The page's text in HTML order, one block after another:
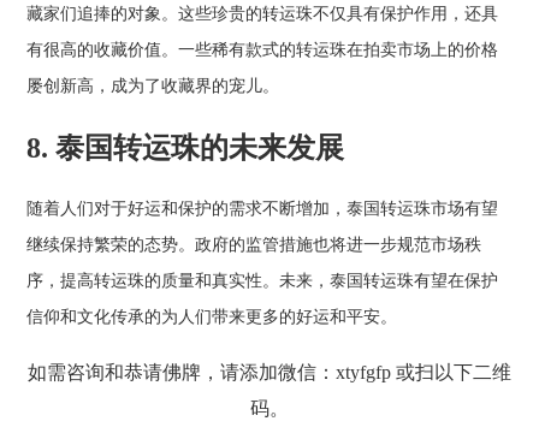
藏家们追捧的对象。这些珍贵的转运珠不仅具有保护作用，还具
有很高的收藏价值。一些稀有款式的转运珠在拍卖市场上的价格
屡创新高，成为了收藏界的宠儿。
8. 泰国转运珠的未来发展
随着人们对于好运和保护的需求不断增加，泰国转运珠市场有望
继续保持繁荣的态势。政府的监管措施也将进一步规范市场秩
序，提高转运珠的质量和真实性。未来，泰国转运珠有望在保护
信仰和文化传承的为人们带来更多的好运和平安。
如需咨询和恭请佛牌，请添加微信：xtyfgfp 或扫以下二维
码。